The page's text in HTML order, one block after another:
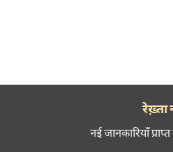
रेख़्ता
नई जानकारियाँ